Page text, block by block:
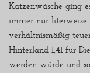
Katzenwäsche ging
immer nur literweise
verhältnismäßig
Hinterland 1,41 für
werden würde und